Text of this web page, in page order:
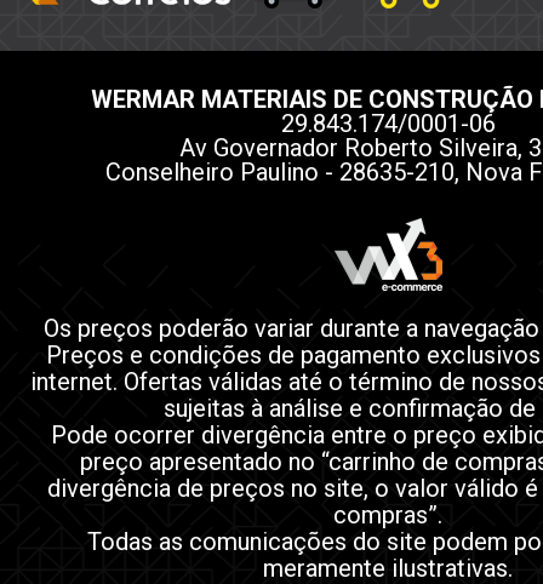
WERMAR MATERIAIS DE CONSTRUÇÃO
29.843.174/0001-06
Av Governador Roberto Silveira,
Conselheiro Paulino - 28635-210, Nova
Os preços poderão variar durante a
Preços e condições de pagamento
internet. Ofertas válidas até o término de
sujeitas à análise e confirmação de
Pode ocorrer divergência entre o preço
preço apresentado no “carrinho de
divergência de preços no site, o valor válido é
compras”.
Todas as comunicações do site podem
meramente ilustrativas.